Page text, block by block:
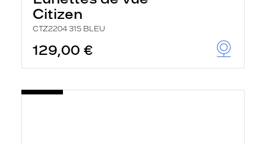
Citizen
CTZ2204 315 BLEU
129,00 €